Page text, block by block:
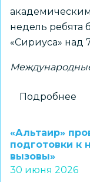
недель ребята
«Сириуса» над
Подробнее
«Альтаир»
подготовки к
вызовы»
30 июня 2026